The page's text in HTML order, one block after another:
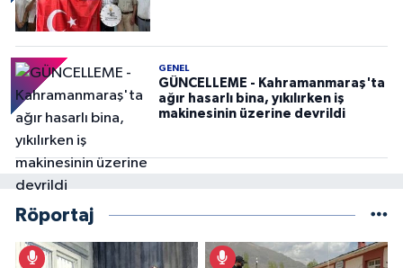
GENEL
GÜNCELLEME - Kahramanmaraş'ta
ağır hasarlı bina, yıkılırken iş
makinesinin üzerine devrildi
Röportaj